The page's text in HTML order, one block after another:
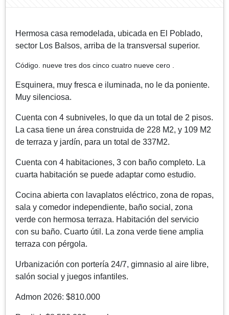
Hermosa casa remodelada, ubicada en El Poblado,
sector Los Balsos, arriba de la transversal superior.
Código. nueve tres dos cinco cuatro nueve cero .
Esquinera, muy fresca e iluminada, no le da poniente.
Muy silenciosa.
Cuenta con 4 subniveles, lo que da un total de 2 pisos.
La casa tiene un área construida de 228 M2, y 109 M2
de terraza y jardín, para un total de 337M2.
Cuenta con 4 habitaciones, 3 con baño completo. La
cuarta habitación se puede adaptar como estudio.
Cocina abierta con lavaplatos eléctrico, zona de ropas,
sala y comedor independiente, baño social, zona
verde con hermosa terraza. Habitación del servicio
con su baño. Cuarto útil. La zona verde tiene amplia
terraza con pérgola.
Urbanización con portería 24/7, gimnasio al aire libre,
salón social y juegos infantiles.
Admon 2026: $810.000